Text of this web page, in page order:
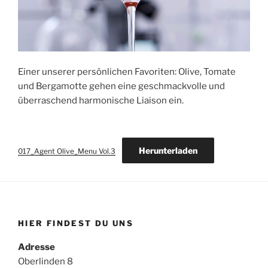
Einer unserer persönlichen Favoriten: Olive, Tomate
und Bergamotte gehen eine geschmackvolle und
überraschend harmonische Liaison ein.
017_Agent Olive_Menu Vol.3 Herunterladen
HIER FINDEST DU UNS
Adresse
Oberlinden 8